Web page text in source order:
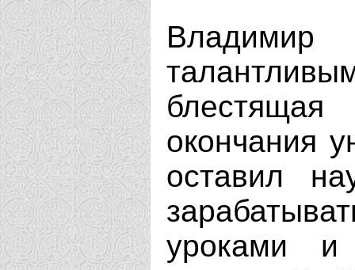
окончания
оставил
уроками и